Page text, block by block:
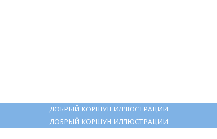
ДОБРЫЙ КОРШУН ИЛЛЮСТРАЦИИ
ДОБРЫЙ КОРШУН ИЛЛЮСТРАЦИИ